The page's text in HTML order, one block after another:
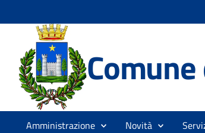
Amministrazione Novità